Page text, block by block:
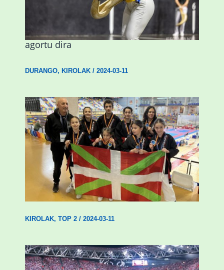
Astelehenean Durangon jokatuko den
emakumezkoen zesta finaleko sarrerak
agortu dira
DURANGO, KIROLAK/ 2024-03-11
Wadokan garaile Espainiako txapelketan
14 dominarekin
KIROLAK, TOP 2/ 2024-03-11